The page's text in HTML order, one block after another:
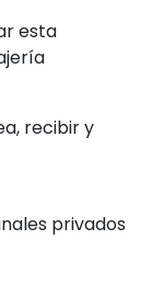
esta
recibir y
privados